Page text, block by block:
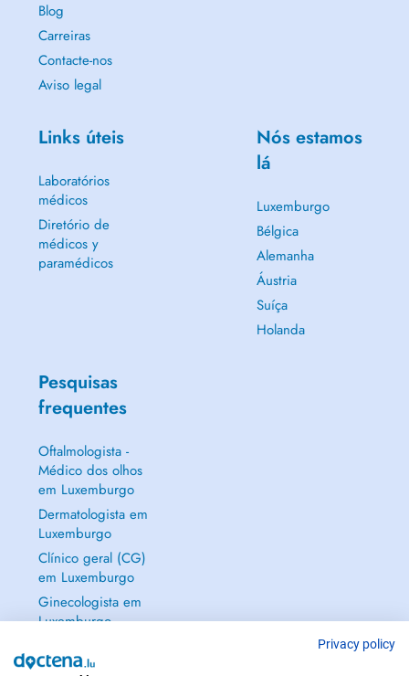
Blog
Carreiras
Contacte-nos
Aviso legal
Links úteis
Laboratórios
médicos
Diretório de
médicos y
paramédicos
Nós estamos
lá
Luxemburgo
Bélgica
Alemanha
Áustria
Suíça
Holanda
Pesquisas
frequentes
Oftalmologista -
Médico dos olhos
em Luxemburgo
Dermatologista em
Luxemburgo
Clínico geral (CG)
em Luxemburgo
Ginecologista em
Luxemburgo
Privacy policy